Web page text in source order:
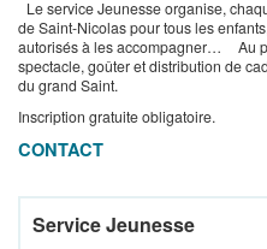
Le service Jeunesse organise,
de Saint-Nicolas pour tous les
autorisés à les accompagner… Au
spectacle, goûter et distribution de
du grand Saint.
Inscription gratuite obligatoire.
CONTACT
Service Jeunesse